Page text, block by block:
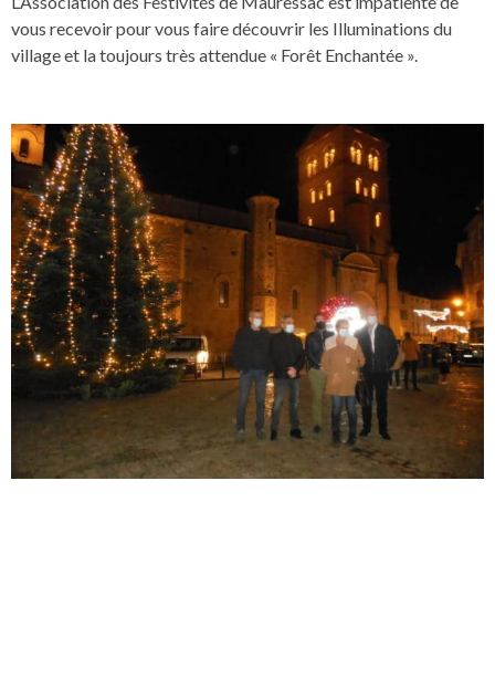
vous recevoir pour vous faire découvrir les Illuminations du
village et la toujours très attendue « Forêt Enchantée ».